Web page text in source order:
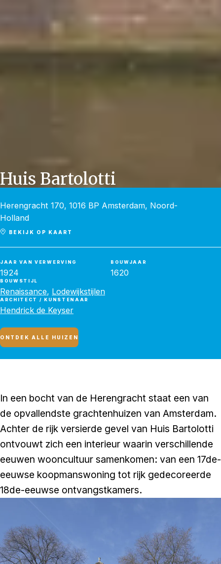
Huis Bartolotti
Herengracht 170, 1016 BP Amsterdam, Noord-
Holland
BEKIJK OP KAART
JAAR VAN VERWERVING
1924
BOUWJAAR
1620
BOUWSTIJL
Renaissance, Lodewijkstijlen
ARCHITECT / KUNSTENAAR
Hendrick de Keyser
ONTDEK ALLE HUIZEN
In een bocht van de Herengracht staat een van
de opvallendste grachtenhuizen van Amsterdam.
Achter de rijk versierde gevel van Huis Bartolotti
ontvouwt zich een interieur waarin verschillende
eeuwen wooncultuur samenkomen: van een 17de-
eeuwse koopmanswoning tot rijk gedecoreerde
18de-eeuwse ontvangstkamers.